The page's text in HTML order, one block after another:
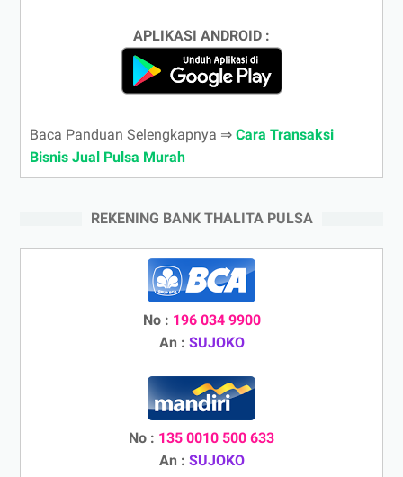
APLIKASI ANDROID :
Baca Panduan Selengkapnya ⇒ Cara Transaksi
Bisnis Jual Pulsa Murah
REKENING BANK THALITA PULSA
No : 196 034 9900
An : SUJOKO
No : 135 0010 500 633
An : SUJOKO